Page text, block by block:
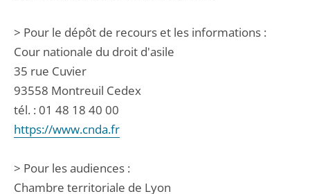
> Pour le dépôt de recours et les informations :
Cour nationale du droit d'asile
35 rue Cuvier
93558 Montreuil Cedex
tél. : 01 48 18 40 00
https://www.cnda.fr
> Pour les audiences :
Chambre territoriale de Lyon